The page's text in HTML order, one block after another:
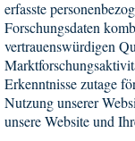
erfasste
Forschungsdaten
vertrauenswürdigen
Erkenntnisse zutage
Nutzung unserer
unsere Website und